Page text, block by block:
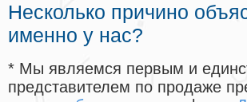
Несколько причино
именно у нас?
* Мы являемся первым и
представителем по продаже